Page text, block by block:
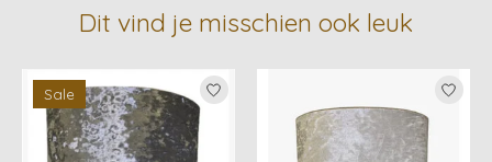
Dit vind je misschien ook leuk
Items van productcarrousel
Sale